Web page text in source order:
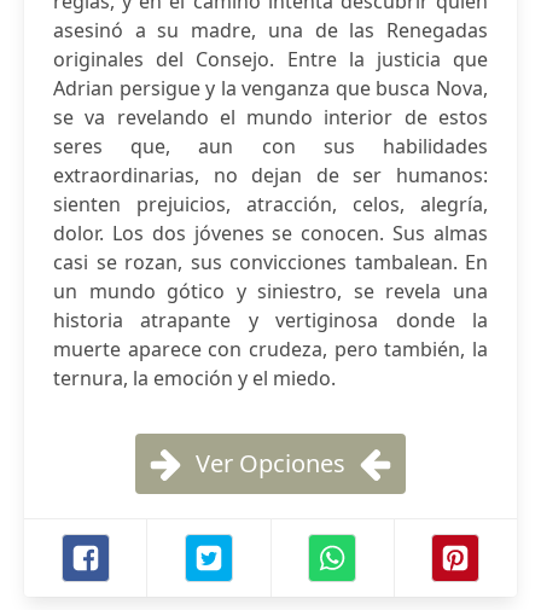
asesinó a su madre, una de las Renegadas
originales del Consejo. Entre la justicia que
Adrian persigue y la venganza que busca Nova,
se va revelando el mundo interior de estos
seres que, aun con sus habilidades
extraordinarias, no dejan de ser humanos:
sienten prejuicios, atracción, celos, alegría,
dolor. Los dos jóvenes se conocen. Sus almas
casi se rozan, sus convicciones tambalean. En
un mundo gótico y siniestro, se revela una
historia atrapante y vertiginosa donde la
muerte aparece con crudeza, pero también, la
ternura, la emoción y el miedo.
Ver Opciones